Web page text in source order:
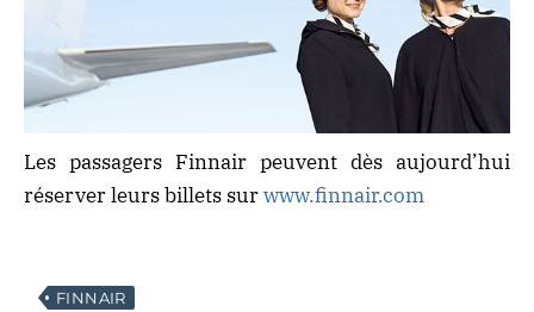
Les passagers Finnair peuvent dès aujourd’hui
réserver leurs billets surwww.finnair.com
FINNAIR